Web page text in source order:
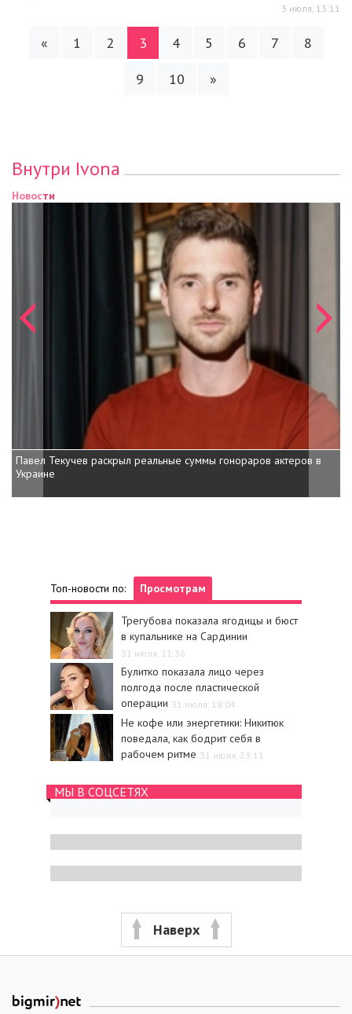
3 июля, 13:11
« 1 2 3 4 5 6 7
8
9
10 »
Внутри Ivona
Новости
Павел Текучев раскрыл реальные суммы гонораров актеров в
Украине
Топ-новости по: Просмотрам
Трегубова показала ягодицы и бюст
в купальнике на Сардинии
31 июля, 21:36
Булитко показала лицо через
полгода после пластической
операции 31 июля, 18:04
Не кофе или энергетики: Никитюк
поведала, как бодрит себя в
рабочем ритме 31 июля, 23:11
МЫ В СОЦСЕТЯХ
Наверх